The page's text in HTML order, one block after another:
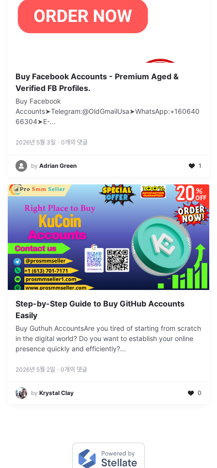
Buy Facebook Accounts - Premium Aged &
Verified FB Profiles.
Buy Facebook
Accounts➤Telegram:@OldGmailUsa➤WhatsApp:+160640
66304➤E-
oduct/buy-facebook-acco
2026년 5월 3일 · 0개의 댓글
by Adrian Green 1
Step-by-Step Guide to Buy GitHub Accounts
Easily
Buy Guthuh AccountsAre you tired of starting from scratch
in the digital world? Do you want to establish your online
presence quickly and efficiently?...
2026년 5월 2일 · 0개의 댓글
by Krystal Clay 0